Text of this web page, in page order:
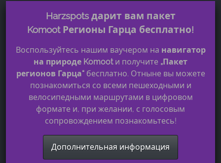
Harzspots дарит вам пакет
Komoot Регионы Гарца бесплатно!
Воспользуйтесь нашим ваучером на навигатор
на природе Komootи получите „Пакет
регионов Гарца“бесплатно. Отныне вы можете
познакомиться со всеми пешеходными и
велосипедными маршрутами в цифровом
формате и, при желании, с голосовым
сопровождением познакомьтесь!
Дополнительная информация